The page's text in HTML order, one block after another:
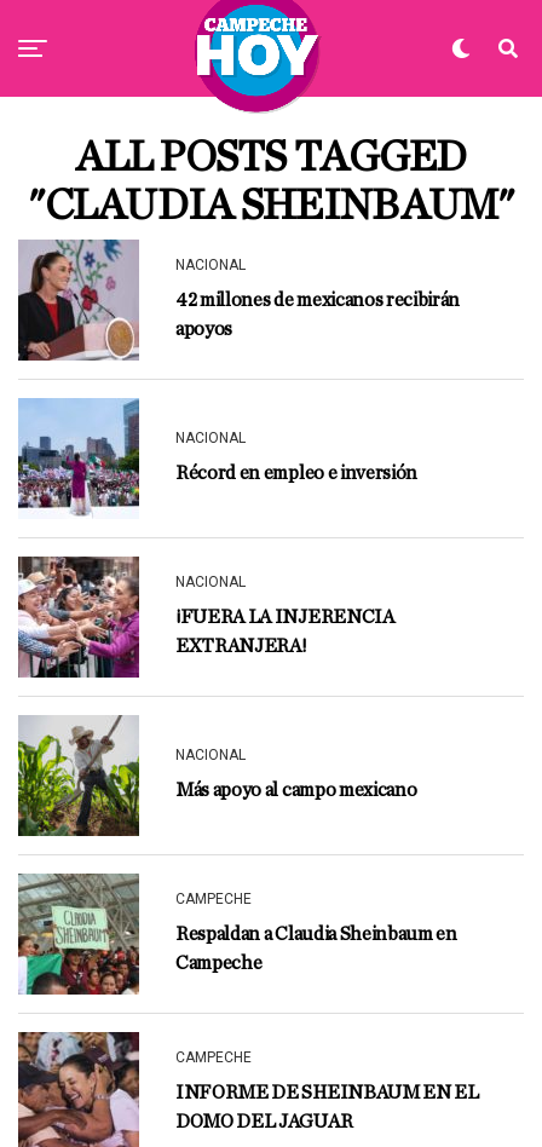
ALL POSTS TAGGED
"CLAUDIA SHEINBAUM"
NACIONAL
42 millones de mexicanos recibirán
apoyos
NACIONAL
Récord en empleo e inversión
NACIONAL
¡FUERA LA INJERENCIA
EXTRANJERA!
NACIONAL
Más apoyo al campo mexicano
CAMPECHE
Respaldan a Claudia Sheinbaum en
Campeche
CAMPECHE
INFORME DE SHEINBAUM EN EL
DOMO DEL JAGUAR